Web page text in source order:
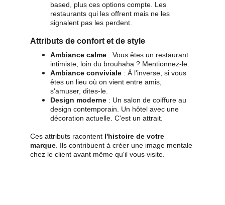
based, plus ces options compte. Les
restaurants qui les offrent mais ne les
signalent pas les perdent.
Attributs de confort et de style
Ambiance calme : Vous êtes un restaurant
intimiste, loin du brouhaha ? Mentionnez-le.
Ambiance conviviale : À l'inverse, si vous
êtes un lieu où on vient entre amis,
s'amuser, dites-le.
Design moderne : Un salon de coiffure au
design contemporain. Un hôtel avec une
décoration actuelle. C'est un attrait.
Ces attributs racontent l'histoire de votre
marque . Ils contribuent à créer une image mentale
chez le client avant même qu'il vous visite.